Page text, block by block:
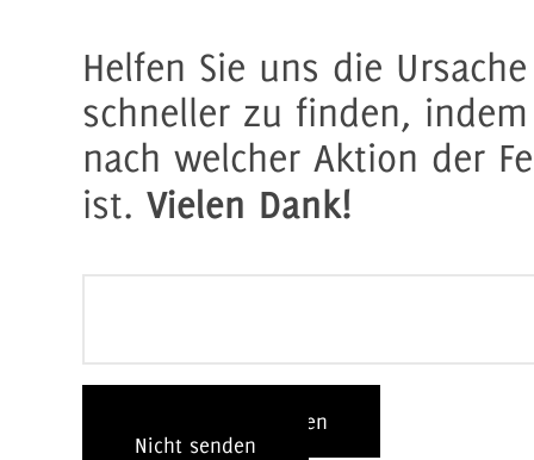
Helfen Sie uns die
schneller zu finden,
nach welcher Aktion der
ist. Vielen Dank!
Fehlerbericht senden
Nicht senden